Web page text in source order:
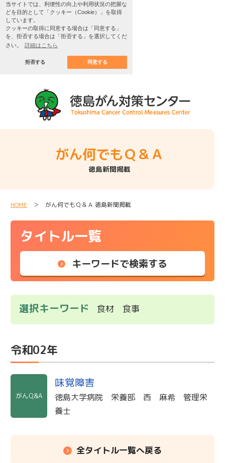
当サイトでは、利便性の向上や利用状況の把握な
どを目的として「クッキー（Cookie）」を取得
しています。
クッキーの取得に同意する場合は「同意する」
を、拒否する場合は「拒否する」を選択してくだ
さい。
詳細はこちら
拒否する 同意する
がん何でもＱ＆Ａ
徳島新聞掲載
HOME ＞ がん何でもＱ＆Ａ 徳島新聞掲載
タイトル一覧
キーワードで検索する
選択キーワード 食材 食事
令和02年
がんQ&A
味覚障害
徳島大学病院 栄養部 西 麻希 管理栄
養士
全タイトル一覧へ戻る